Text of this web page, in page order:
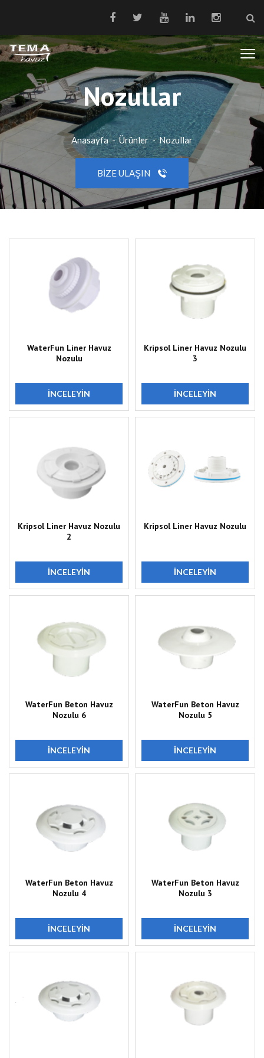
Nozullar
Anasayfa - Ürünler - Nozullar
BIZE ULAŞIN
WaterFun Liner Havuz
Nozulu
İNCELEYIN
Kripsol Liner Havuz Nozulu
3
İNCELEYIN
Kripsol Liner Havuz Nozulu
2
İNCELEYIN
Kripsol Liner Havuz Nozulu
İNCELEYIN
WaterFun Beton Havuz
Nozulu 6
İNCELEYIN
WaterFun Beton Havuz
Nozulu 5
İNCELEYIN
WaterFun Beton Havuz
Nozulu 4
İNCELEYIN
WaterFun Beton Havuz
Nozulu 3
İNCELEYIN